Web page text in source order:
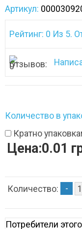
Артикул:
Рейтинг: 0 Из 5.
Количество в
Кратно
Цена:0.01
Количество: -
Потребители